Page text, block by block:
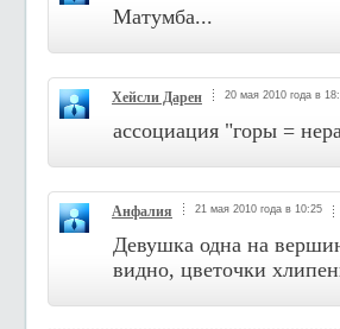
Матумба...
Хейсли Дарен 20 мая 2010 года в
ассоциация "горы =
Анфалия 21 мая 2010 года в 10:25
Девушка одна на
видно, цветочки